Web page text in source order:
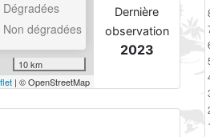
Dégradées
Non dégradées
10 km
| © OpenStreetMap
Dernière
observation
2023